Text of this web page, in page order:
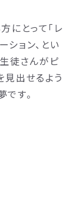
にとって「レ
ション、とい
徒さんがピ
見出せるよう
す。